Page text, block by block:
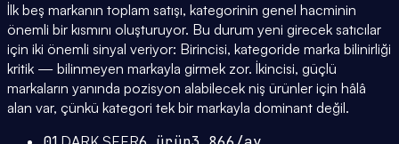
İlk beş markanın toplam satışı, kategorinin genel hacminin
önemli bir kısmını oluşturuyor. Bu durum yeni girecek satıcılar
için iki önemli sinyal veriyor: Birincisi, kategoride marka bilinirliği
kritik — bilinmeyen markayla girmek zor. İkincisi, güçlü
markaların yanında pozisyon alabilecek niş ürünler için hâlâ
alan var, çünkü kategori tek bir markayla dominant değil.